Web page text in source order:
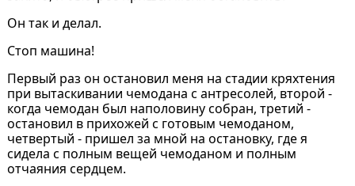
Он так и делал.
Стоп машина!
Первый раз он остановил меня на стадии кряхтения
при вытаскивании чемодана с антресолей, второй -
когда чемодан был наполовину собран, третий -
остановил в прихожей с готовым чемоданом,
четвертый - пришел за мной на остановку, где я
сидела с полным вещей чемоданом и полным
отчаяния сердцем.